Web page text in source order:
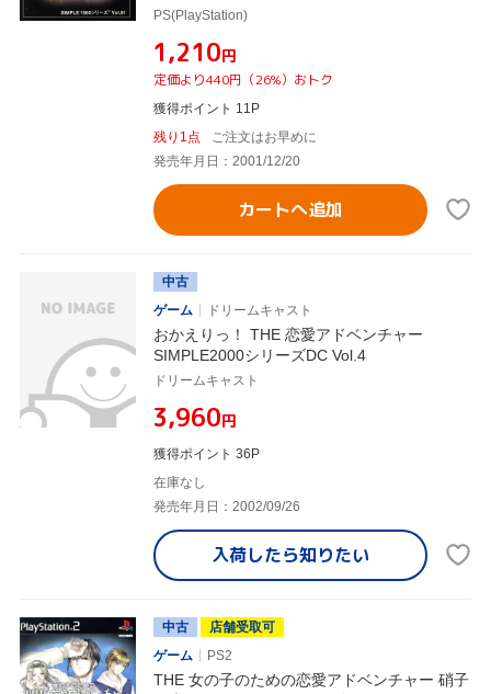
PS(PlayStation)
¥1,210円
定価より440円（26%）おトク
獲得ポイント 11P
残り1点
ご注文はお早めに
発売年月日：2001/12/20
カートへ追加
中古
ゲーム
ドリームキャスト
おかえりっ！ THE 恋愛アドベンチャー
SIMPLE2000シリーズDC Vol.4
ドリームキャスト
¥3,960円
獲得ポイント 36P
在庫なし
発売年月日：2002/09/26
入荷したら知りたい
中古
店舗受取可
ゲーム
PS2
THE 女の子のための恋愛アドベンチャー 硝子